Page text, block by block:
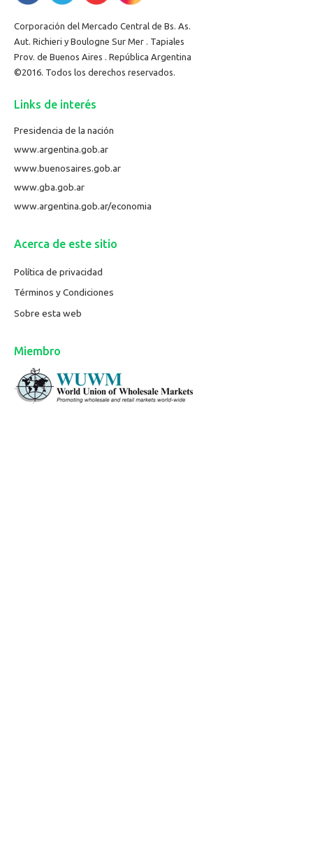
Corporación del Mercado Central de Bs. As.
Aut. Richieri y Boulogne Sur Mer . Tapiales
Prov. de Buenos Aires . República Argentina
©2016. Todos los derechos reservados.
Links de interés
Presidencia de la nación
www.argentina.gob.ar
www.buenosaires.gob.ar
www.gba.gob.ar
www.argentina.gob.ar/economia
Acerca de este sitio
Política de privacidad
Términos y Condiciones
Sobre esta web
Miembro